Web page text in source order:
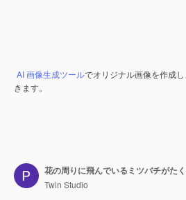
AI 画像生成ツールでオリジナル画像を作成し
きます。
花の周りに飛んでいるミツバチがた
Twin Studio